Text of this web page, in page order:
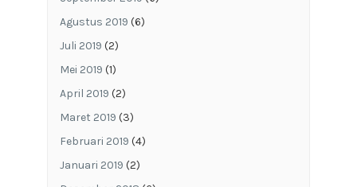
Agustus 2019 (6)
Juli 2019 (2)
Mei 2019 (1)
April 2019 (2)
Maret 2019 (3)
Februari 2019 (4)
Januari 2019 (2)